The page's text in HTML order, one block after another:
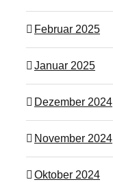
Februar 2025
Januar 2025
Dezember 2024
November 2024
Oktober 2024